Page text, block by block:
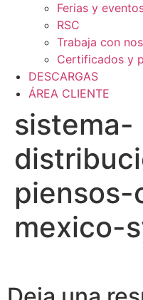
Ferias y
RSC
Trabaja con
Certificados y
DESCARGAS
ÁREA CLIENTE
sistema-
piensos-
mexico-